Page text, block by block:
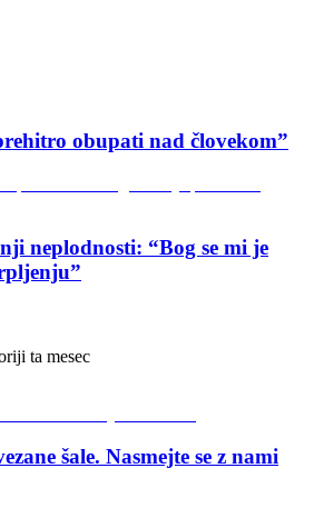
obupati nad človekom”
neplodnosti: “Bog se mi je
ta mesec
šale. Nasmejte se z nami